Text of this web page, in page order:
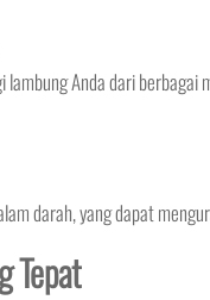
Anda dari
darah, yang dapat
Tepat